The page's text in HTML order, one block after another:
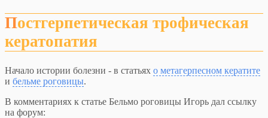
Постгерпетическая трофическая
кератопатия
Начало истории болезни - в статьях о метагерпесном кератите
и бельме роговицы.
В комментариях к статье Бельмо роговицы Игорь дал ссылку
на форум: